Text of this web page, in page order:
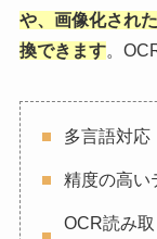
や、画像化され
換できます。
多言語対応
精度の高い
OCR読み